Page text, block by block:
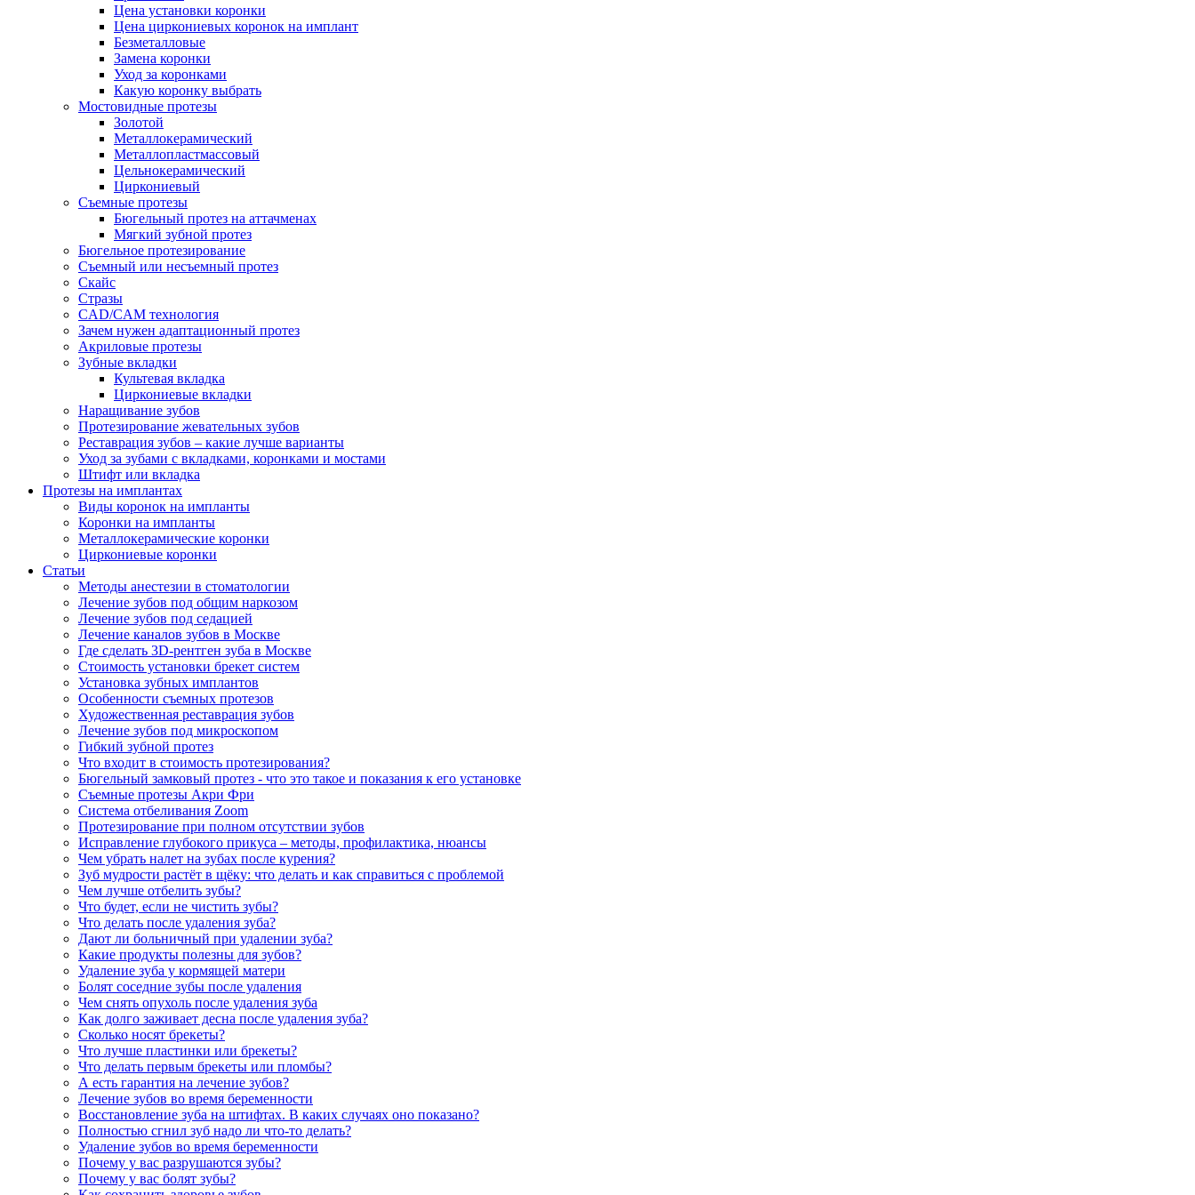
Цена установки коронки
Цена циркониевых коронок на имплант
Безметалловые
Замена коронки
Уход за коронками
Какую коронку выбрать
Мостовидные протезы
Золотой
Металлокерамический
Металлопластмассовый
Цельнокерамический
Циркониевый
Съемные протезы
Бюгельный протез на аттачменах
Мягкий зубной протез
Бюгельное протезирование
Съемный или несъемный протез
Скайс
Стразы
CAD/CAM технология
Зачем нужен адаптационный протез
Акриловые протезы
Зубные вкладки
Культевая вкладка
Циркониевые вкладки
Наращивание зубов
Протезирование жевательных зубов
Реставрация зубов – какие лучше варианты
Уход за зубами с вкладками, коронками и мостами
Штифт или вкладка
Протезы на имплантах
Виды коронок на импланты
Коронки на импланты
Металлокерамические коронки
Циркониевые коронки
Статьи
Методы анестезии в стоматологии
Лечение зубов под общим наркозом
Лечение зубов под седацией
Лечение каналов зубов в Москве
Где сделать 3D-рентген зуба в Москве
Стоимость установки брекет систем
Установка зубных имплантов
Особенности съемных протезов
Художественная реставрация зубов
Лечение зубов под микроскопом
Гибкий зубной протез
Что входит в стоимость протезирования?
Бюгельный замковый протез - что это такое и показания к его установке
Съемные протезы Акри Фри
Система отбеливания Zoom
Протезирование при полном отсутствии зубов
Исправление глубокого прикуса – методы, профилактика, нюансы
Чем убрать налет на зубах после курения?
Зуб мудрости растёт в щёку: что делать и как справиться с проблемой
Чем лучше отбелить зубы?
Что будет, если не чистить зубы?
Что делать после удаления зуба?
Дают ли больничный при удалении зуба?
Какие продукты полезны для зубов?
Удаление зуба у кормящей матери
Болят соседние зубы после удаления
Чем снять опухоль после удаления зуба
Как долго заживает десна после удаления зуба?
Сколько носят брекеты?
Что лучше пластинки или брекеты?
Что делать первым брекеты или пломбы?
А есть гарантия на лечение зубов?
Лечение зубов во время беременности
Восстановление зуба на штифтах. В каких случаях оно показано?
Полностью сгнил зуб надо ли что-то делать?
Удаление зубов во время беременности
Почему у вас разрушаются зубы?
Почему у вас болят зубы?